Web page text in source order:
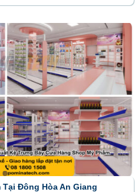
Tại Đông Hòa An Giang